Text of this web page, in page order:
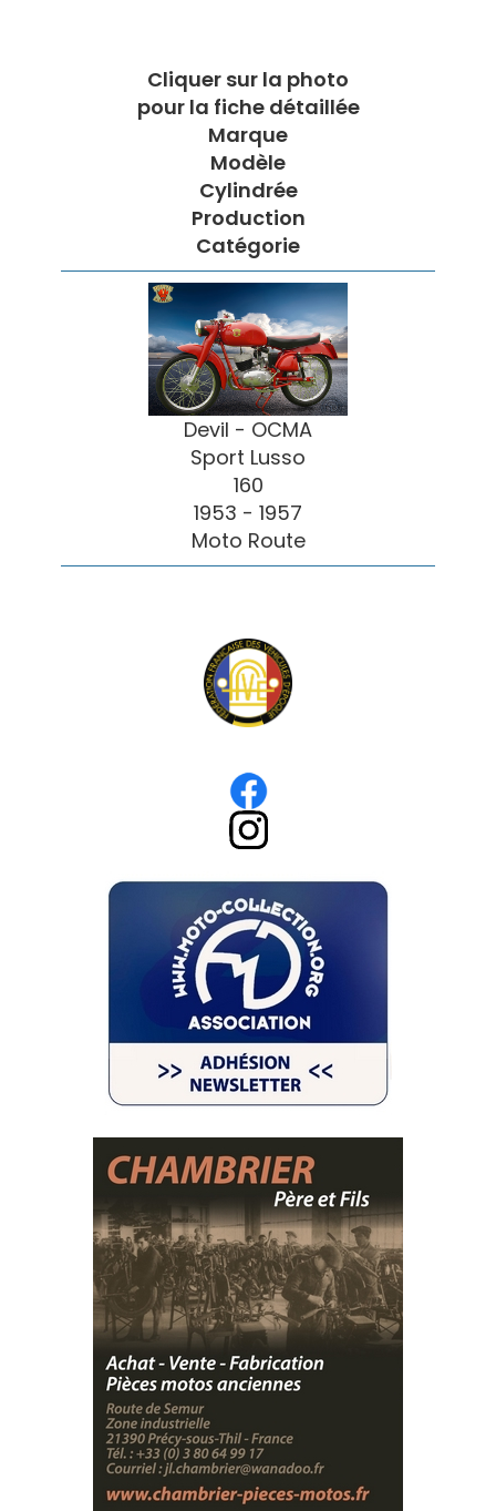
Cliquer sur la photo
pour la fiche détaillée
Marque
Modèle
Cylindrée
Production
Catégorie
Devil - OCMA
Sport Lusso
160
1953 - 1957
Moto Route